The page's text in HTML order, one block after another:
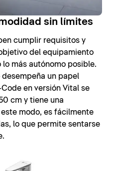
sin límites
cumplir requisitos y
del equipamiento
más autónomo posible.
desempeña un papel
en versión Vital se
cm y tiene una
modo, es fácilmente
lo que permite sentarse